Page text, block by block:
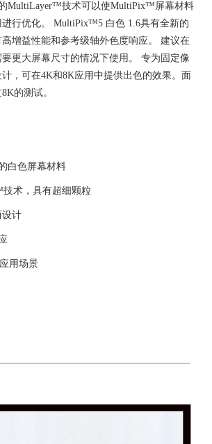
的MultiLayer™技术可以使MultiPix™屏幕材料
行优化。 MultiPix™5 白色 1.6具有全新的
增益性能和参考级轴外色度响应。 建议在
更大屏幕尺寸的情况下使用。 专为固定像
，可在4K和8K应用中提供出色的效果。面
的测试。
白色屏幕材料
术，具有超细颗粒
设计
用场景